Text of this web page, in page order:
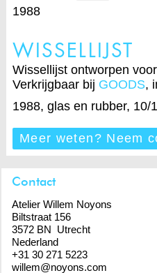
1988
WISSELLIJST
Wissellijst ontworpen
Verkrijgbaar bij GOODS,
1988, glas en rubber, 10/
Meer weten? Neem
Contact
Atelier Willem Noyons
Biltstraat 156
3572 BN Utrecht
Nederland
+31 30 271 5223
willem@noyons.com